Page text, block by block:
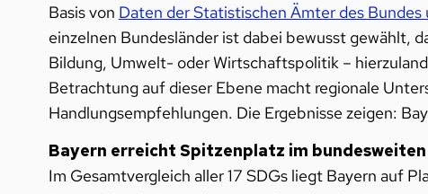
Basis von Daten der Statistischen Ämter des Bundes
einzelnen Bundesländer ist dabei bewusst gewählt,
Bildung, Umwelt- oder Wirtschaftspolitik –
Betrachtung auf dieser Ebene macht regionale
Handlungsempfehlungen. Die Ergebnisse zeigen:
Bayern erreicht Spitzenplatz im
Im Gesamtvergleich aller 17 SDGs liegt Bayern auf